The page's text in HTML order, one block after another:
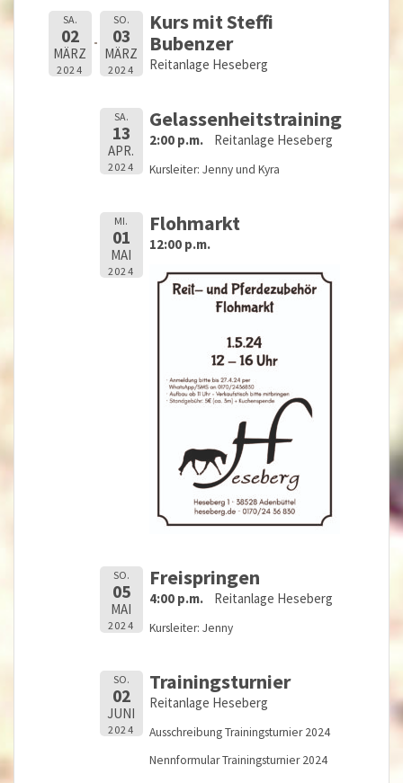
SA.
02
MÄRZ
2024
SO.
03
MÄRZ
2024
Kurs mit Steffi
Bubenzer
Reitanlage Heseberg
SA.
13
APR.
2024
Gelassenheitstraining
2:00 p.m. Reitanlage Heseberg
Kursleiter: Jenny und Kyra
MI.
01
MAI
2024
Flohmarkt
12:00 p.m.
SO.
05
MAI
2024
Freispringen
4:00 p.m. Reitanlage Heseberg
Kursleiter: Jenny
SO.
02
JUNI
2024
Trainingsturnier
Reitanlage Heseberg
Ausschreibung Trainingsturnier 2024
Nennformular Trainingsturnier 2024